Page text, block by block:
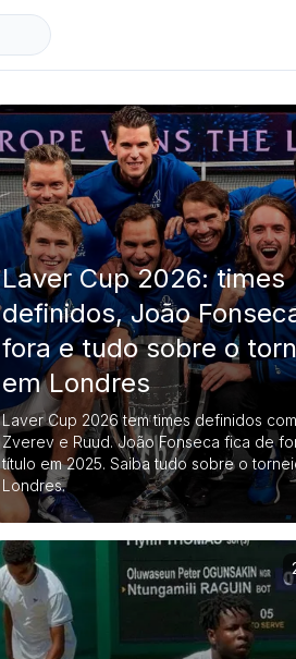
Laver Cup 2026: times
definidos, João
fora e tudo sobre o
em Londres
Laver Cup 2026 tem times definidos
Zverev e Ruud. João Fonseca fica de
título em 2025. Saiba tudo sobre o
Londres.